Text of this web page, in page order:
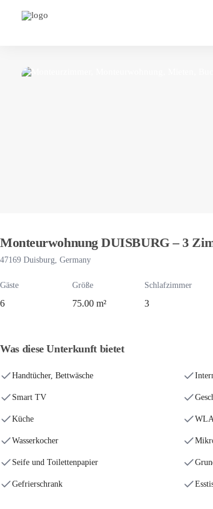
Monteurwohnung DUISBURG – 3
47169 Duisburg, Germany
Gäste
6
Größe
75.00 m²
Schlafzimmer
3
Was diese Unterkunft bietet
Handtücher, Bettwäsche
Smart TV
Küche
Wasserkocher
Seife und Toilettenpapier
Gefrierschrank